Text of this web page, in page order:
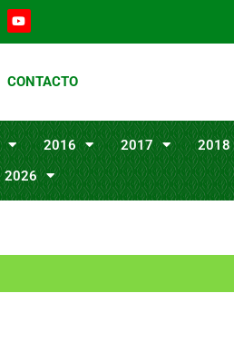
Y
o
u
e
CONTACTO
2016 2017 2018
2026